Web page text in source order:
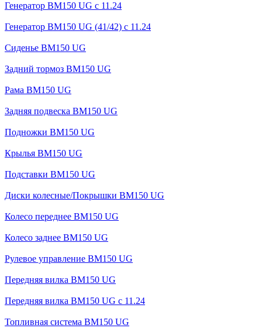
Генератор BM150 UG с 11.24
Генератор BM150 UG (41/42) с 11.24
Сиденье BM150 UG
Задний тормоз BM150 UG
Рама BM150 UG
Задняя подвеска BM150 UG
Подножки BM150 UG
Крылья BM150 UG
Подставки BM150 UG
Диски колесные/Покрышки BM150 UG
Колесо переднее BM150 UG
Колесо заднее BM150 UG
Рулевое управление BM150 UG
Передняя вилка BM150 UG
Передняя вилка BM150 UG с 11.24
Топливная система BM150 UG